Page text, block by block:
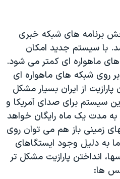
برنامه های شبکه خبری
با سیستم جدید امکان
های ماهواره ای کمتر می شود.
روی شبکه های ماهواره ای
پارازیت از ایران بسیار مشکل
سیستم برای صدای آمریکا و
مدت یک ماه رایگان خواهد
زمینی باز هم می توان روی
به دلیل وجود ایستگاهای
انداختن پارازیت مشکل تر
ها: